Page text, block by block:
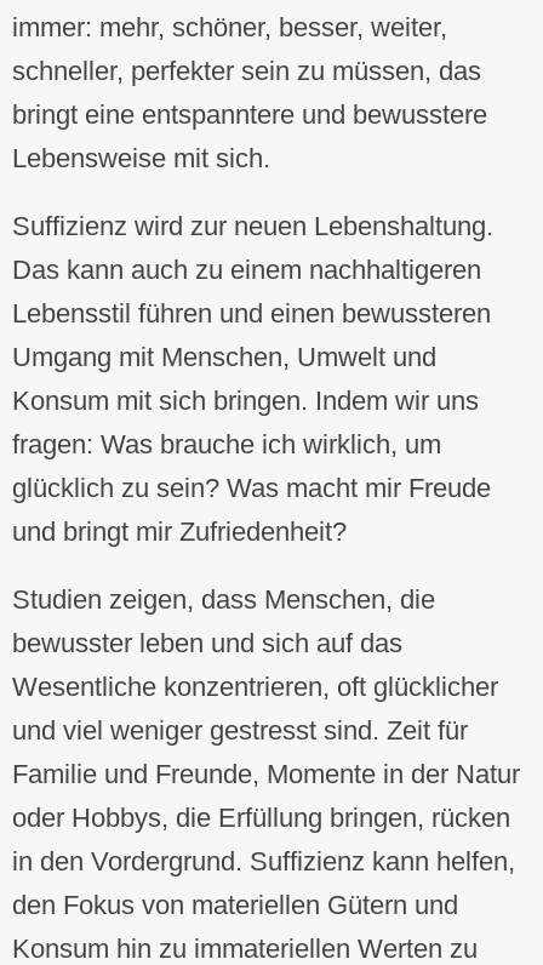
immer: mehr, schöner, besser, weiter,
schneller, perfekter sein zu müssen, das
bringt eine entspanntere und bewusstere
Lebensweise mit sich.
Suffizienz wird zur neuen Lebenshaltung.
Das kann auch zu einem nachhaltigeren
Lebensstil führen und einen bewussteren
Umgang mit Menschen, Umwelt und
Konsum mit sich bringen. Indem wir uns
fragen: Was brauche ich wirklich, um
glücklich zu sein? Was macht mir Freude
und bringt mir Zufriedenheit?
Studien zeigen, dass Menschen, die
bewusster leben und sich auf das
Wesentliche konzentrieren, oft glücklicher
und viel weniger gestresst sind. Zeit für
Familie und Freunde, Momente in der Natur
oder Hobbys, die Erfüllung bringen, rücken
in den Vordergrund. Suffizienz kann helfen,
den Fokus von materiellen Gütern und
Konsum hin zu immateriellen Werten zu